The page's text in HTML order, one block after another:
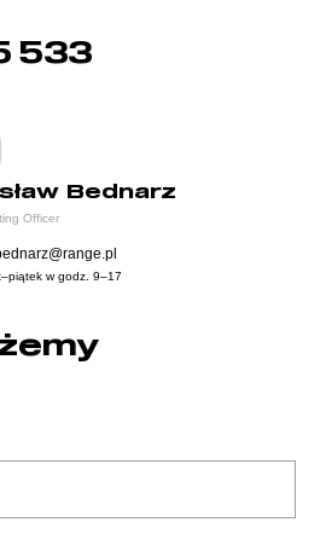
533
Bednarz
Officer
w godz. 9–17